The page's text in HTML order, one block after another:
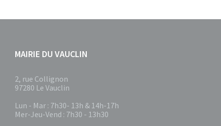
MAIRIE DU VAUCLIN
2, rue Collignon
97280 Le Vauclin
Lun - Mar : 7h30- 13h & 14h-17h
Mer-Jeu-Vend : 7h30 - 13h30